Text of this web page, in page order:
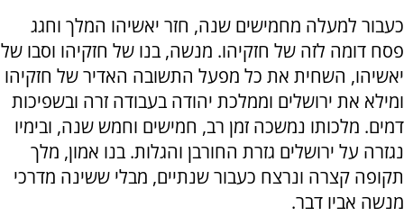
כעבור למעלה מחמישים שנה, חזר יאשיהו המלך וחגג
פסח דומה לזה של חזקיהו. מנשה, בנו של חזקיהו וסבו של
יאשיהו, השחית את כל מפעל התשובה האדיר של חזקיהו
ומילא את ירושלים וממלכת יהודה בעבודה זרה ובשפיכות
דמים. מלכותו נמשכה זמן רב, חמישים וחמש שנה, ובימיו
נגזרה על ירושלים גזרת החורבן והגלות. בנו אמון, מלך
תקופה קצרה ונרצח כעבור שנתיים, מבלי ששינה מדרכי
מנשה אביו דבר.